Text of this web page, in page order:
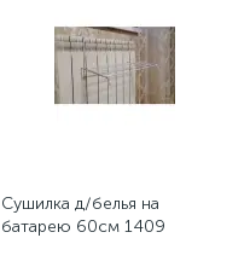
Сушилка д/белья на
батарею 60см 1409